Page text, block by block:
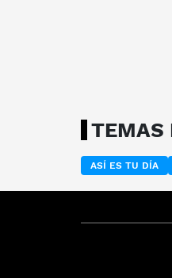
TEMAS
ASÍ ES TU DÍA